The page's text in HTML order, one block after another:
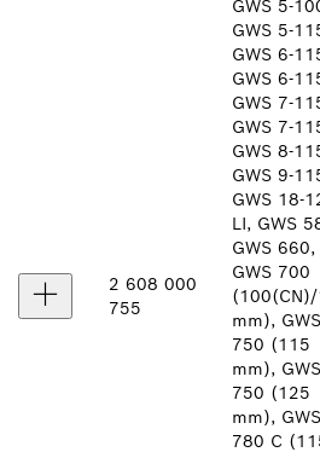
2 608 000
755
GWS 5-
GWS 5-
GWS 6-
GWS 6-
GWS 7-
GWS 7-
GWS 8-
GWS 9-
GWS 18-
LI, GWS
GWS 660,
GWS 700
mm), GWS
750 (115
mm), GWS
750 (125
mm), GWS
780 C